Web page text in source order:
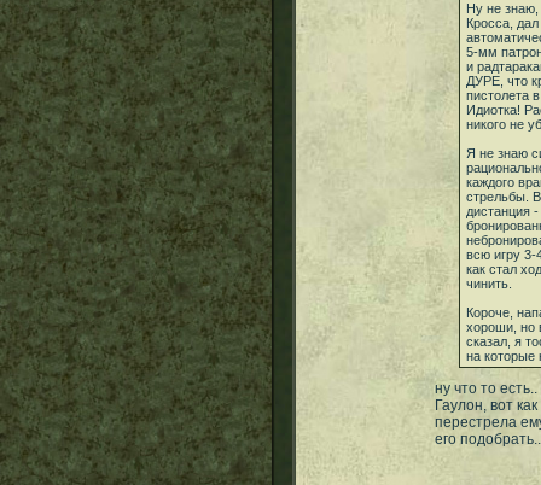
Ну не знаю,
Кросса,
5-мм
и
ДУРЕ, что
пистолета
Идиотка!
никого не
Я не знаю
каждого
стрельбы.
дистанция
всю игру 3-
как стал
чинить.
Короче,
хороши, но
сказал, я
на которые
ну что то
Гаулон, вот
перестрела
его